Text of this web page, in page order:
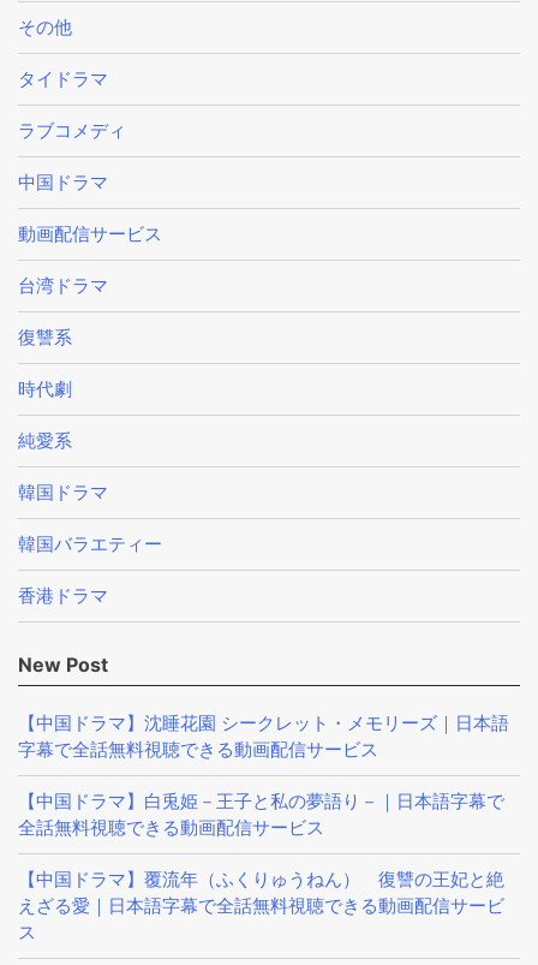
その他
タイドラマ
ラブコメディ
中国ドラマ
動画配信サービス
台湾ドラマ
復讐系
時代劇
純愛系
韓国ドラマ
韓国バラエティー
香港ドラマ
New Post
【中国ドラマ】沈睡花園 シークレット・メモリーズ｜日本語
字幕で全話無料視聴できる動画配信サービス
【中国ドラマ】白兎姫－王子と私の夢語り－｜日本語字幕で
全話無料視聴できる動画配信サービス
【中国ドラマ】覆流年（ふくりゅうねん） 復讐の王妃と絶
えざる愛｜日本語字幕で全話無料視聴できる動画配信サービ
ス